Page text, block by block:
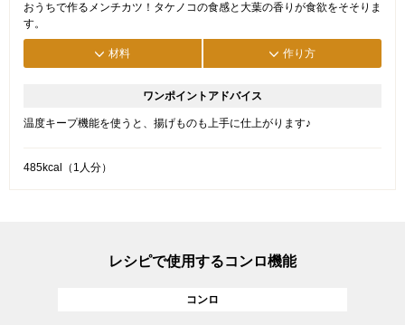
おうちで作るメンチカツ！タケノコの食感と大葉の香りが食欲をそそりま
す。
材料 作り方
ワンポイントアドバイス
温度キープ機能を使うと、揚げものも上手に仕上がります♪
485kcal（1人分）
レシピで使用するコンロ機能
コンロ